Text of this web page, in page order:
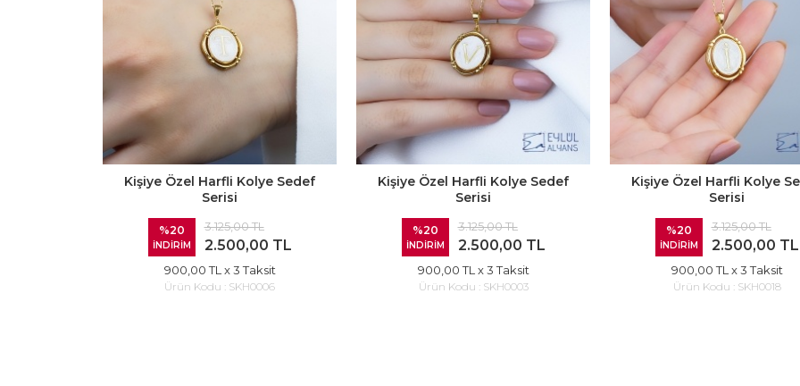
Kişiye Özel Harfli Kolye Sedef
Serisi
%20
İNDİRİM
3.125,00 TL
2.500,00 TL
900,00 TL x 3 Taksit
Ürün Kodu : SKH0006
Kişiye Özel Harfli Kolye Sedef
Serisi
%20
İNDİRİM
3.125,00 TL
2.500,00 TL
900,00 TL x 3 Taksit
Ürün Kodu : SKH0003
Kişiye Özel Harfli Kolye
Serisi
%20
İNDİRİM
3.125,00 TL
2.500,00 TL
900,00 TL x 3 Taksit
Ürün Kodu : SKH0018